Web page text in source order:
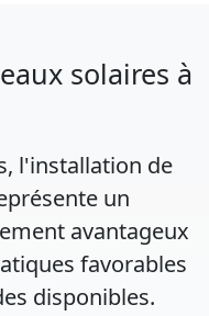
solaires à
l'installation de
un
avantageux
favorables
disponibles.